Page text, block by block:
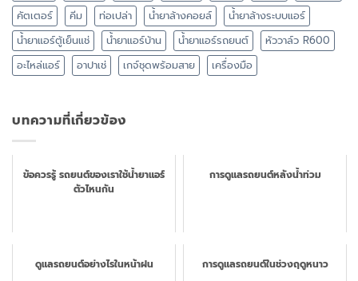
คัตเตอร์
คีม ท่อเปล่า น้ำยาล้างคอยล์
น้ำยาล้างระบบแอร์
น้ำยาแอร์ตู้เย็นแช่
น้ำยาแอร์บ้าน น้ำยาแอร์รถยนต์
หัววาล์ว R600
อะไหล่แอร์
อาปาเช่ เกจ์ชุดพร้อมสาย เครื่องมือ
บทความที่เกี่ยวข้อง
ข้อควรรู้ รถยนต์ของเราใช้น้ำยาแอร์
ตัวไหนกัน
การดูแลรถยนต์หลังน้ำท่วม
ดูแลรถยนต์อย่างไรในหน้าฝน การดูแลรถยนต์ในช่วงฤดูหนาว